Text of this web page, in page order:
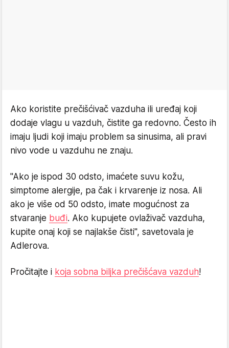
Ako koristite prečišćivač vazduha ili uređaj koji
dodaje vlagu u vazduh, čistite ga redovno. Često ih
imaju ljudi koji imaju problem sa sinusima, ali pravi
nivo vode u vazduhu ne znaju.
"Ako je ispod 30 odsto, imaćete suvu kožu,
simptome alergije, pa čak i krvarenje iz nosa. Ali
ako je više od 50 odsto, imate mogućnost za
stvaranje buđi. Ako kupujete ovlaživač vazduha,
kupite onaj koji se najlakše čisti", savetovala je
Adlerova.
Pročitajte i koja sobna biljka prečišćava vazduh!